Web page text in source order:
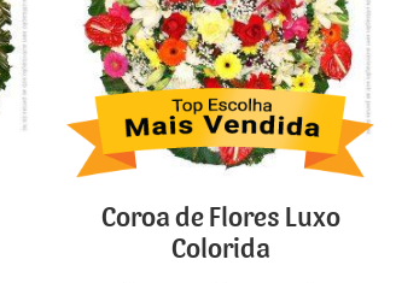
Coroa de Flores Luxo
Colorida